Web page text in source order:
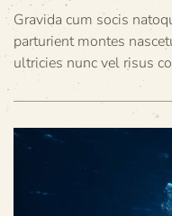
Gravida cum socis
parturient montes
ultricies nunc vel risus